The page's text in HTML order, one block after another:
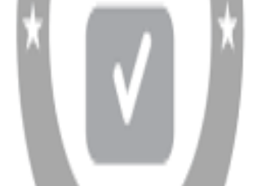
info@dukkanhifi.com0850 441 40 44
0850 441 40 44
Pazartesi - Cuma 09:30 - 19:30, Cumartesi 10:00 - 18:00